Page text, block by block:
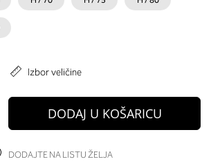
Izbor veličine
DODAJ U KOŠARICU
DODAJTE NA LISTU ŽELJA